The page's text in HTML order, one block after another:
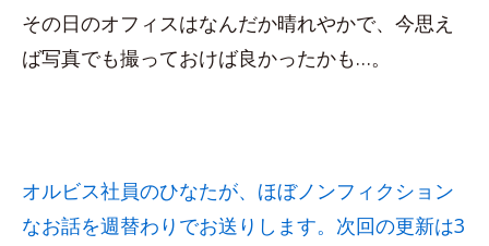
その日のオフィスはなんだか晴れやかで、今思え
ば写真でも撮っておけば良かったかも…。
オルビス社員のひなたが、ほぼノンフィクション
なお話を週替わりでお送りします。次回の更新は3